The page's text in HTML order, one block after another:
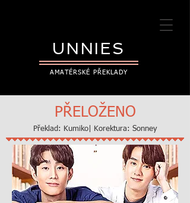
UNNIES
AMATÉRSKÉ PŘEKLADY
PŘELOŽENO
Překlad: Kumiko| Korektura: Sonney